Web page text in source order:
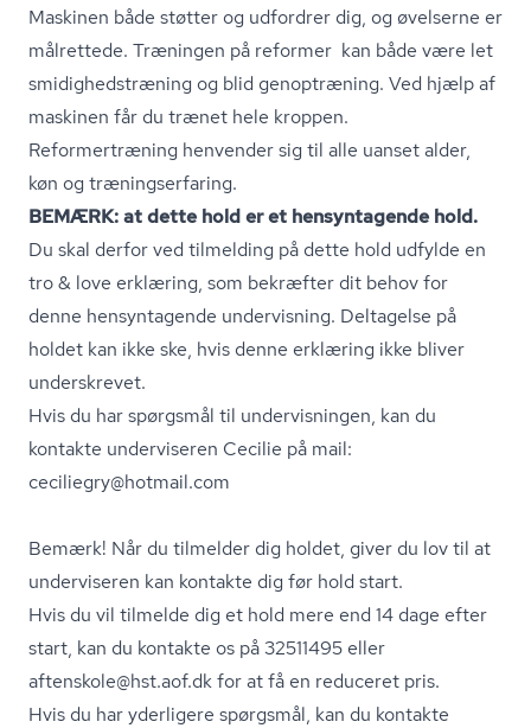
Maskinen både støtter og udfordrer dig, og øvelserne er
målrettede. Træningen på reformer kan både være let
smi­dig­heds­træ­ning og blid genoptræning. Ved hjælp af
maskinen får du trænet hele kroppen.
Re­for­mer­træ­ning henvender sig til alle uanset alder,
køn og træ­ning­ser­fa­ring.
BEMÆRK: at dette hold er et hensyntagende hold.
Du skal derfor ved tilmelding på dette hold udfylde en
tro & love erklæring, som bekræfter dit behov for
denne hensyntagende undervisning. Deltagelse på
holdet kan ikke ske, hvis denne erklæring ikke bliver
underskrevet.
Hvis du har spørgsmål til undervisningen, kan du
kontakte underviseren Cecilie på mail:
ceciliegry@hotmail.com
Bemærk! Når du tilmelder dig holdet, giver du lov til at
underviseren kan kontakte dig før hold start.
Hvis du vil tilmelde dig et hold mere end 14 dage efter
start, kan du kontakte os på 32511495 eller
aftenskole@hst.aof.dk for at få en reduceret pris.
Hvis du har yderligere spørgsmål, kan du kontakte